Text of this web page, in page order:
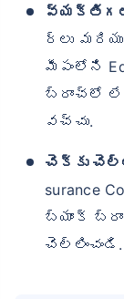
ర్‌లు
మీపంలోని
బ్రాంచ్‌లో
వచ్చు.
చెక్కు
surance
బ్యాంక్
చెల్లించండి.